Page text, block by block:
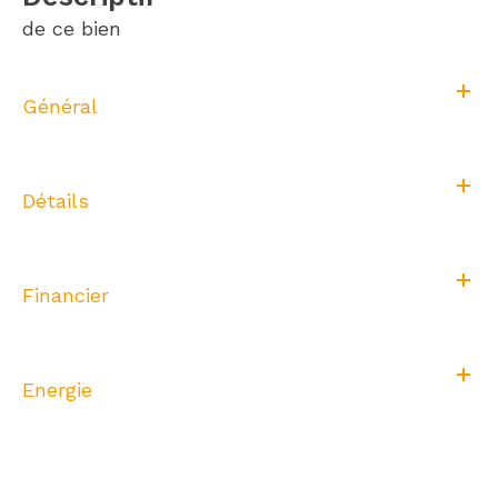
de ce bien
Général
Détails
Financier
Energie